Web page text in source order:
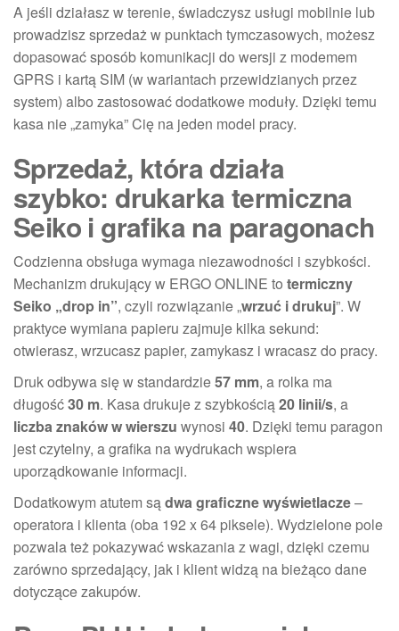
A jeśli działasz w terenie, świadczysz usługi mobilnie lub
prowadzisz sprzedaż w punktach tymczasowych, możesz
dopasować sposób komunikacji do wersji z modemem
GPRS i kartą SIM (w wariantach przewidzianych przez
system) albo zastosować dodatkowe moduły. Dzięki temu
kasa nie „zamyka” Cię na jeden model pracy.
Sprzedaż, która działa
szybko: drukarka termiczna
Seiko i grafika na paragonach
Codzienna obsługa wymaga niezawodności i szybkości.
Mechanizm drukujący w ERGO ONLINE to termiczny
Seiko „drop in”, czyli rozwiązanie „wrzuć i drukuj”. W
praktyce wymiana papieru zajmuje kilka sekund:
otwierasz, wrzucasz papier, zamykasz i wracasz do pracy.
Druk odbywa się w standardzie57 mm, a rolka ma
długość30 m. Kasa drukuje z szybkością20 linii/s, a
liczba znaków w wierszu wynosi 40. Dzięki temu paragon
jest czytelny, a grafika na wydrukach wspiera
uporządkowanie informacji.
Dodatkowym atutem sądwa graficzne wyświetlacze–
operatora i klienta (oba 192 x 64 piksele). Wydzielone pole
pozwala też pokazywać wskazania z wagi, dzięki czemu
zarówno sprzedający, jak i klient widzą na bieżąco dane
dotyczące zakupów.